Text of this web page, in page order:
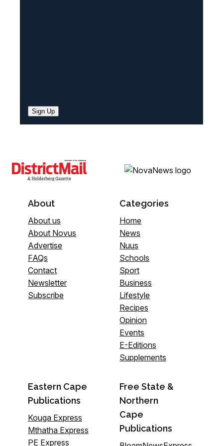
Sign Up
About
About us
About Novus
Advertise
FAQs
Contact
Newsletter
Subscribe
Categories
Home
News
Nuus
Schools
Sport
Business
Lifestyle
Recipes
Opinion
Events
E-Editions
Supplements
Eastern Cape
Publications
Kouga Express
Mthatha Express
PE Express
Free State &
Northern
Cape
Publications